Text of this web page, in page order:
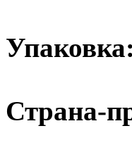
Упаковка:
Страна-